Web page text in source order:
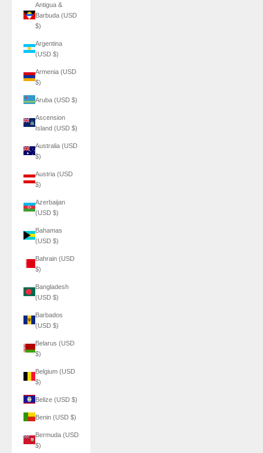
Antigua &
Barbuda (USD
$)
Argentina
(USD $)
Armenia (USD
$)
Aruba (USD $)
Ascension
Island (USD $)
Australia (USD
$)
Austria (USD
$)
Azerbaijan
(USD $)
Bahamas
(USD $)
Bahrain (USD
$)
Bangladesh
(USD $)
Barbados
(USD $)
Belarus (USD
$)
Belgium (USD
$)
Belize (USD $)
Benin (USD $)
Bermuda (USD
$)